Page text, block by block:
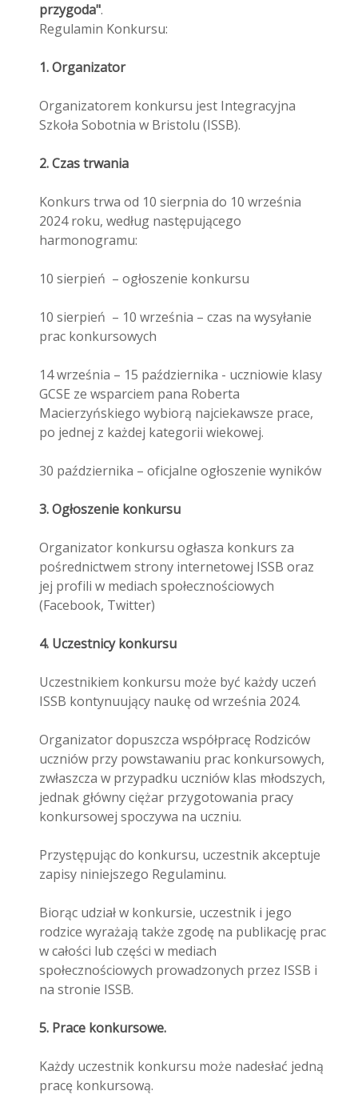
przygoda".
Regulamin Konkursu:
1. Organizator
Organizatorem konkursu jest Integracyjna
Szkoła Sobotnia w Bristolu (ISSB).
2. Czas trwania
Konkurs trwa od 10 sierpnia do 10 września
2024 roku, według następującego
harmonogramu:
10 sierpień – ogłoszenie konkursu
10 sierpień – 10 września – czas na wysyłanie
prac konkursowych
14 września – 15 października - uczniowie klasy
GCSE ze wsparciem pana Roberta
Macierzyńskiego wybiorą najciekawsze prace,
po jednej z każdej kategorii wiekowej.
30 października – oficjalne ogłoszenie wyników
3. Ogłoszenie konkursu
Organizator konkursu ogłasza konkurs za
pośrednictwem strony internetowej ISSB oraz
jej profili w mediach społecznościowych
(Facebook, Twitter)
4. Uczestnicy konkursu
Uczestnikiem konkursu może być każdy uczeń
ISSB kontynuujący naukę od września 2024.
Organizator dopuszcza współpracę Rodziców
uczniów przy powstawaniu prac konkursowych,
zwłaszcza w przypadku uczniów klas młodszych,
jednak główny ciężar przygotowania pracy
konkursowej spoczywa na uczniu.
Przystępując do konkursu, uczestnik akceptuje
zapisy niniejszego Regulaminu.
Biorąc udział w konkursie, uczestnik i jego
rodzice wyrażają także zgodę na publikację prac
w całości lub części w mediach
społecznościowych prowadzonych przez ISSB i
na stronie ISSB.
5. Prace konkursowe.
Każdy uczestnik konkursu może nadesłać jedną
pracę konkursową.